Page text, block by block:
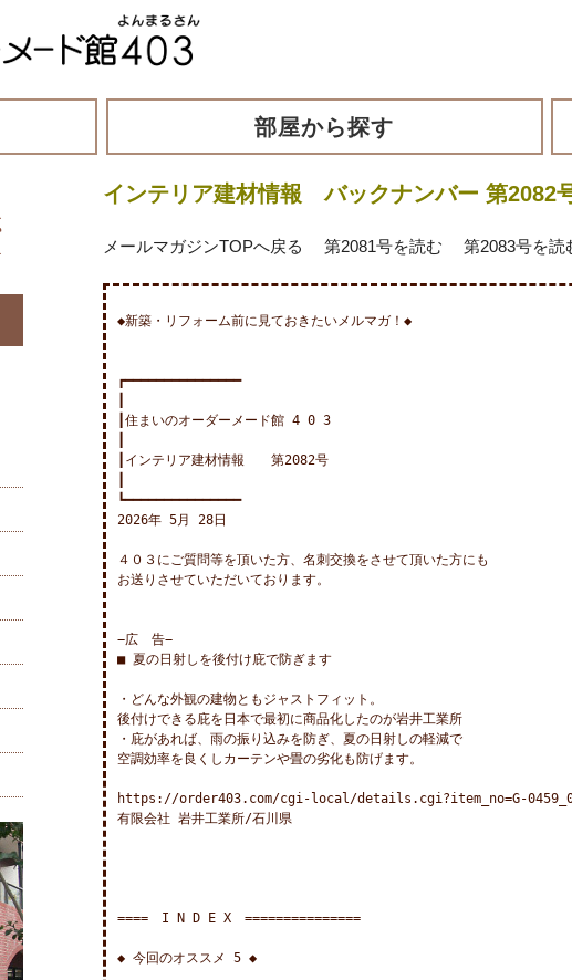
部屋から探す
インテリア建材情報 バックナンバー 第2082
メールマガジンTOPへ戻る 第2081号を読む 第2083号を読
◆新築・リフォーム前に見ておきたいメルマガ！◆
┏━━━━━━━━━━━━━━━
┃住まいのオーダーメード館 4 0 3
┃インテリア建材情報　　第2082号
┗━━━━━━━━━━━━━━━
2026年 5月 28日
４０３にご質問等を頂いた方、名刺交換をさせて頂いた方にも
お送りさせていただいております。
−広　告−
■ 夏の日射しを後付け庇で防ぎます
・どんな外観の建物ともジャストフィット。
後付けできる庇を日本で最初に商品化したのが岩井工業所
・庇があれば、雨の振り込みを防ぎ、夏の日射しの軽減で
空調効率を良くしカーテンや畳の劣化も防げます。
https://order403.com/cgi-local/details.cgi?item_no=G-
有限会社 岩井工業所/石川県
====　I N D E X　===============
◆ 今回のオススメ 5 ◆